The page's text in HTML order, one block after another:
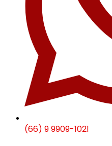
(66) 9 9909-1021